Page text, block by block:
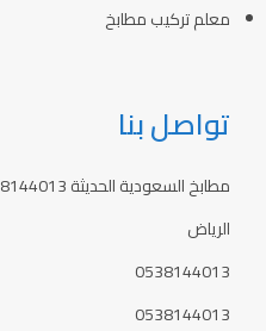
معلم تركيب مطابخ
تواصل بنا
مطابخ السعودية الحديثة 0538144013
الرياض
0538144013
0538144013